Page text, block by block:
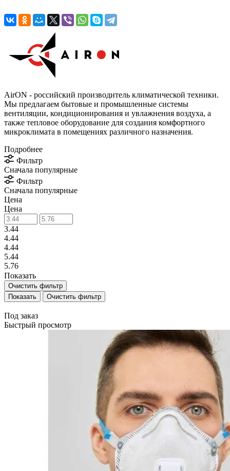
AirON - российский производитель климатической техники.
Мы предлагаем бытовые и промышленные системы
вентиляции, кондиционирования и увлажнения воздуха, а
также тепловое оборудование для создания комфортного
микроклимата в помещениях различного назначения.
Подробнее
Фильтр
Сначала популярные
Фильтр
Сначала популярные
Цена
Цена
3.44
4.44
4.44
5.44
5.76
Показать
Очистить фильтр
Очистить фильтр
Под заказ
Быстрый просмотр